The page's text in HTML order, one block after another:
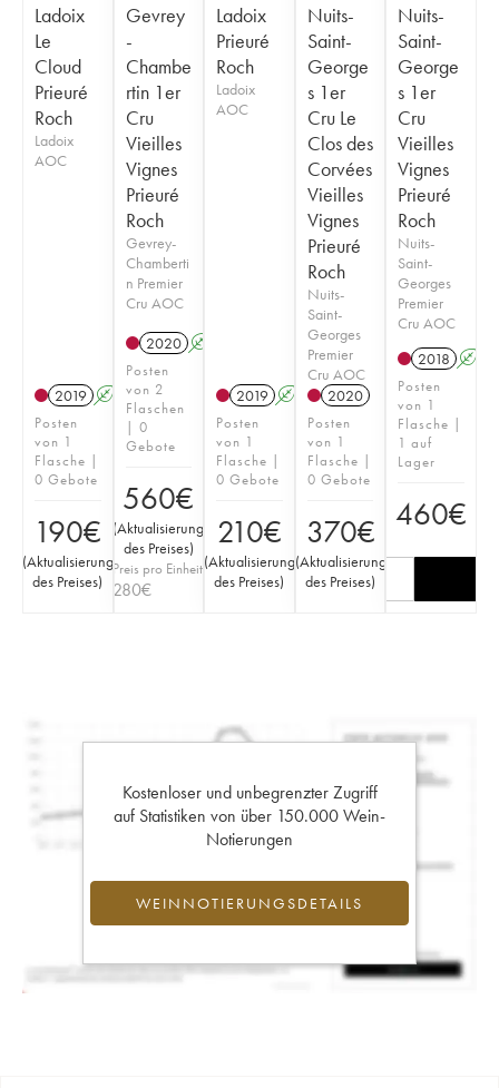
Ladoix
Le
Cloud
Prieuré
Roch
Ladoix
AOC
2019 A S
Posten
von 1
Flasche |
0 Gebote
190€
(Aktualisierung
des Preises)
Gevrey
-
Chambe
rtin 1er
Cru
Vieilles
Vignes
Prieuré
Roch
Gevrey-
Chamberti
n Premier
Cru AOC
2020 A
Posten
von 2
Flaschen
| 0
Gebote
560€
(Aktualisierung
des Preises)
Preis pro Einheit
280€
Ladoix
Prieuré
Roch
Ladoix
AOC
2019 A S
Posten
von 1
Flasche |
0 Gebote
210€
(Aktualisierung
des Preises)
Nuits-
Saint-
George
s 1er
Cru Le
Clos des
Corvées
Vieilles
Vignes
Prieuré
Roch
Nuits-
Saint-
Georges
Premier
Cru AOC
2020
Posten
von 1
Flasche |
0 Gebote
370€
(Aktualisierung
des Preises)
Nuits-
Saint-
George
s 1er
Cru
Vieilles
Vignes
Prieuré
Roch
Nuits-
Saint-
Georges
Premier
Cru AOC
2018 A
Posten
von 1
Flasche |
1 auf
Lager
460€
Kostenloser und unbegrenzter Zugriff
auf Statistiken von über 150.000 Wein-
Notierungen
WEINNOTIERUNGSDETAILS